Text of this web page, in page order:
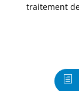
traitement